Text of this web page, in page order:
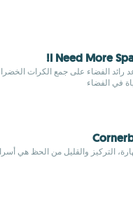
I Need More
رائد الفضاء على جمع الكرات
في الفضاء
التركيز والقليل من الحظ هي